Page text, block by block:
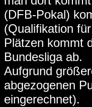
(DFB-Pokal)
(Qualifikation
Plätzen kommt
Bundesliga ab.
Aufgrund
abgezogenen
eingerechnet).